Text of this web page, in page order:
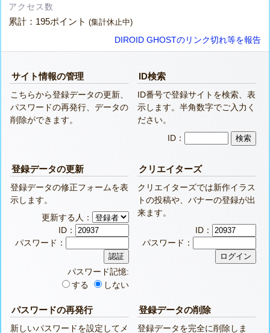
アクセス数
累計：195ポイント(集計休止中)
DIROID GHOSTのリンク切れ等を報告
サイト情報の管理
こちらから登録データの更新、
パスワードの再発行、データの
削除ができます。
ID検索
ID番号で登録サイトを検索、表
示します。半角数字でご入力く
ださい。
ID：
登録データの更新
登録データの修正フォームを表
示します。
更新する人：
ID：
パスワード：
パスワード記憶:
する
しない
クリエイターズ
クリエイターズでは新作イラス
トの投稿や、バナーの登録が出
来ます。
ID：
パスワード：
パスワードの再発行
新しいパスワードを設定してメ
登録データの削除
登録データを完全に削除しま